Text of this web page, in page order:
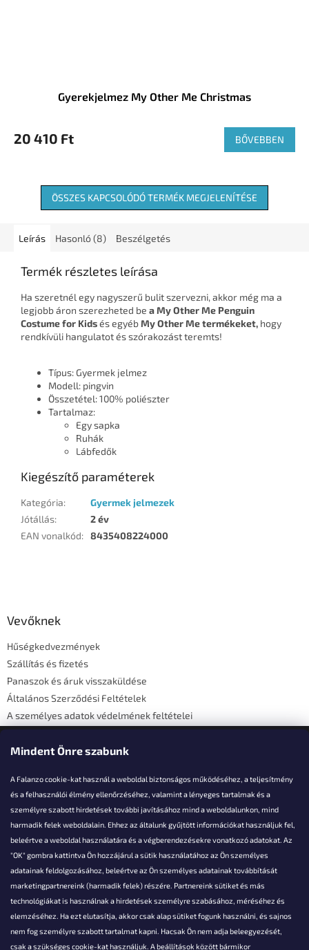
Mindent Önre szabunk
A Falanzo cookie-kat használ a weboldal biztonságos működéséhez, a teljesítmény
és a felhasználói élmény ellenőrzéséhez, valamint a lényeges tartalmak és a
személyre szabott hirdetések további javításához mind a weboldalunkon, mind
harmadik felek weboldalain. Ehhez az általunk gyűjtött információkat használjuk fel,
beleértve a weboldal használatára és a végberendezésekre vonatkozó adatokat. Az
"OK" gombra kattintva Ön hozzájárul a sütik használatához az Ön személyes
adatainak feldolgozásához, beleértve az Ön személyes adatainak továbbítását
marketingpartnereink (harmadik felek) részére. Partnereink sütiket és más
technológiákat is használnak a hirdetések személyre szabásához, méréséhez és
elemzéséhez. Ha ezt elutasítja, akkor csak alap sütiket fogunk használni, és sajnos
nem fog személyre szabott tartalmat kapni. Hacsak Ön nem adja beleegyezését,
csak a szükséges cookie-kat használjuk. A beállítások között bármikor
Gyerekjelmez My Other Me Christmas
20 410 Ft BŐVEBBEN
ÖSSZES KAPCSOLÓDÓ TERMÉK MEGJELENÍTÉSE
Leírás Hasonló (8) Beszélgetés
Termék részletes leírása
Ha szeretnél egy nagyszerű bulit szervezni, akkor még ma a
legjobb áron szerezheted be a My Other Me Penguin
Costume for Kidsés egyébMy Other Me termékeket, hogy
rendkívüli hangulatot és szórakozást teremts!
Típus: Gyermek jelmez
Modell: pingvin
Összetétel: 100% poliészter
Tartalmaz:
Egy sapka
Ruhák
Lábfedők
Kiegészítő paraméterek
Kategória:
Gyermek jelmezek
Jótállás:
2 év
EAN vonalkód: 8435408224000
Vevőknek
Hűségkedvezmények
Szállítás és fizetés
Panaszok és áruk visszaküldése
Általános Szerződési Feltételek
A személyes adatok védelmének feltételei
Elérhetőségi adatok
Akarsz kérdezni valamit?
info@falanzo.hu